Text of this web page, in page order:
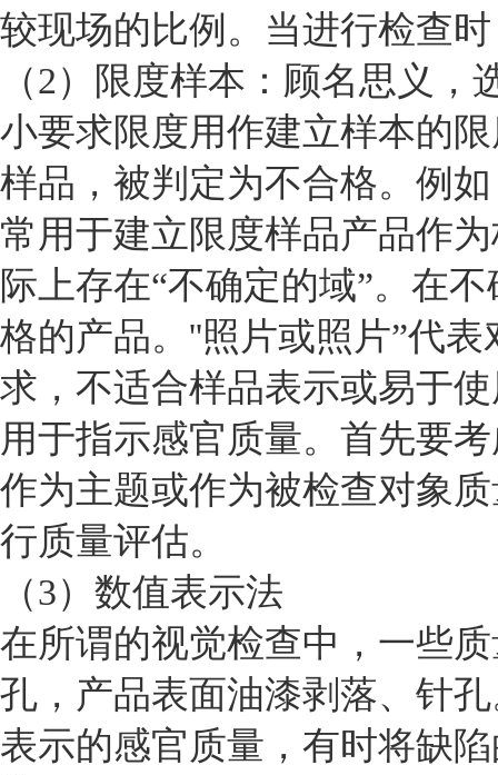
较现场的比例。当进行检查
（2）限度样本：顾名思义
小要求限度用作建立样本的
样品，被判定为不合格。例
常用于建立限度样品产品作
际上存在“不确定的域”。在
格的产品。''照片或照片”代
求，不适合样品表示或易于
用于指示感官质量。首先要
作为主题或作为被检查对象
行质量评估。
（3）数值表示法
在所谓的视觉检查中，一些
孔，产品表面油漆剥落、针
表示的感官质量，有时将缺